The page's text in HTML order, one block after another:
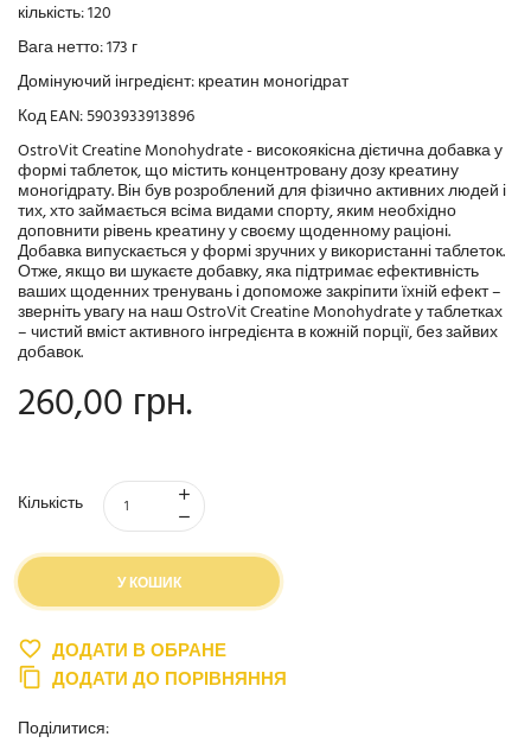
кількість: 120
Вага нетто: 173 г
Домінуючий інгредієнт: креатин моногідрат
Код EAN: 5903933913896
OstroVit Creatine Monohydrate - високоякісна дієтична добавка у
формі таблеток, що містить концентровану дозу креатину
моногідрату. Він був розроблений для фізично активних людей і
тих, хто займається всіма видами спорту, яким необхідно
доповнити рівень креатину у своєму щоденному раціоні.
Добавка випускається у формі зручних у використанні таблеток.
Отже, якщо ви шукаєте добавку, яка підтримає ефективність
ваших щоденних тренувань і допоможе закріпити їхній ефект –
зверніть увагу на наш OstroVit Creatine Monohydrate у таблетках
– чистий вміст активного інгредієнта в кожній порції, без зайвих
добавок.
260,00 грн.
Кількість
У КОШИК
ДОДАТИ В ОБРАНЕ
ДОДАТИ ДО ПОРІВНЯННЯ
Поділитися: